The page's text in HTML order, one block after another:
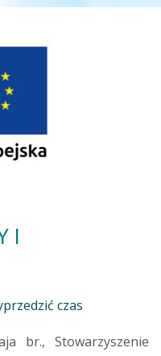
I
czas
br., Stowarzyszenie